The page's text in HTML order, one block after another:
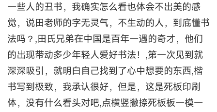
一些人的丑书，我确实怎么看也体会不出美的感
觉，说田老师的字无灵气，不生动的人，到底懂书
法吗？,田氏兄弟在中国是百年一遇的奇才，他们
的出现带动多少年轻人爱好书法！,第一次见到就
深深吸引，就明白自己找到了心中想要的东西,楷
书写到极致，我承认很好，但是，这是死板印刷
体，没有什么看头对吧,点横竖撇捺死板板一模一